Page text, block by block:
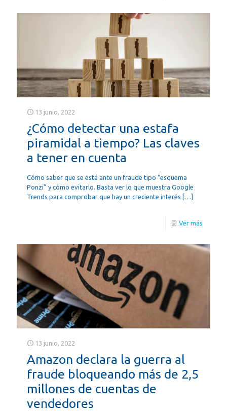
13 junio, 2022
¿Cómo detectar una estafa
piramidal a tiempo? Las claves
a tener en cuenta
Cómo saber que se está ante un fraude tipo “esquema
Ponzi” y cómo evitarlo. Basta ver lo que muestra Google
Trends para comprobar que hay un creciente interés […]
Ver más
13 junio, 2022
Amazon declara la guerra al
fraude bloqueando más de 2,5
millones de cuentas de
vendedores